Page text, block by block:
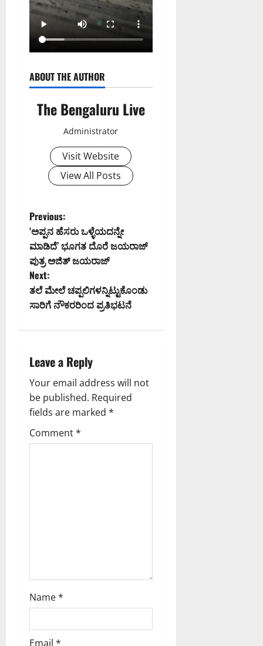
ABOUT THE AUTHOR
The Bengaluru Live
Administrator
Visit Website
View All Posts
P
o
s
t
v
i
g
a
Previous:
‘ಅಪ್ಪನ ಹೆಸರು ಒಳ್ಳೆಯದನ್ನೇ
ಮಾಡಿದೆ’ ಭೂಗತ ದೊರೆ ಜಯರಾಜ್
ಪುತ್ರ ಅಜಿತ್ ಜಯರಾಜ್
Next:
ತಲೆ ಮೇಲೆ ಚಪ್ಪಲಿಗಳನ್ನಿಟ್ಟುಕೊಂಡು
ಸಾರಿಗೆ ನೌಕರರಿಂದ ಪ್ರತಿಭಟನೆ
Leave a Reply
Your email address will not
be published. Required
fields are marked *
Comment*
Name*
Email *